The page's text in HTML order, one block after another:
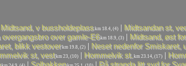
Midtsand, v bussholdeplasskm 18.4, (4) | Midtsandan st,
overgangsbro over gamle-E6km 18.9, (3) | Midtsand, øst
blikk vestoverkm 19.8, (2) | Neset nedenfor Smiskaret,
st, vestkm 23, (10) | Hommelvik st. km 23.14, (17) |